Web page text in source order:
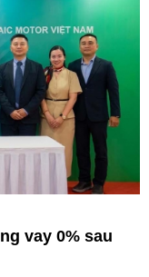
vay 0% sau